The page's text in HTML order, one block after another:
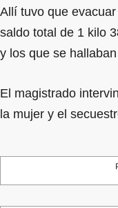
Allí tuvo que
saldo total de 1 kilo
y los que se
El magistrado
la mujer y el